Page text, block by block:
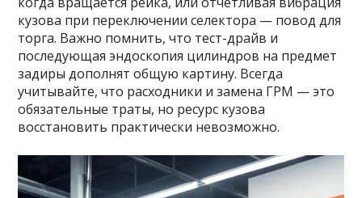
кузова при переключении селектора — повод для
торга. Важно помнить, что тест-драйв и
последующая эндоскопия цилиндров на предмет
задиры дополнят общую картину. Всегда
учитывайте, что расходники и замена ГРМ — это
обязательные траты, но ресурс кузова
восстановить практически невозможно.